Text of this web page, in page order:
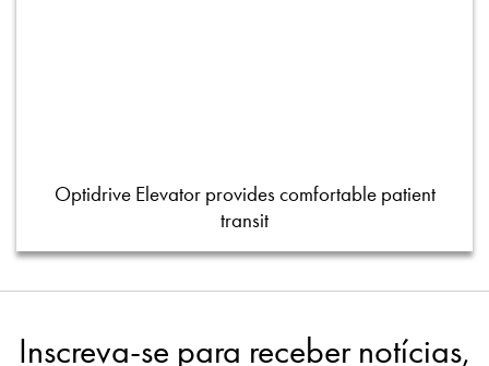
Optidrive Elevator provides comfortable patient
transit
Inscreva-se para receber notícias,